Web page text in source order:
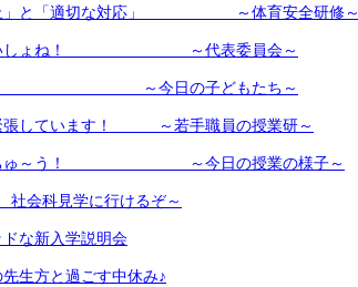
止」と「適切な対応」 ～体育安全研修～
いしょね！ ～代表委員会～
～今日の子どもたち～
張しています！ ～若手職員の授業研～
ちゅ～う！ ～今日の授業の様子～
会科見学に行けるぞ～
な新入学説明会
生方と過ごす中休み♪